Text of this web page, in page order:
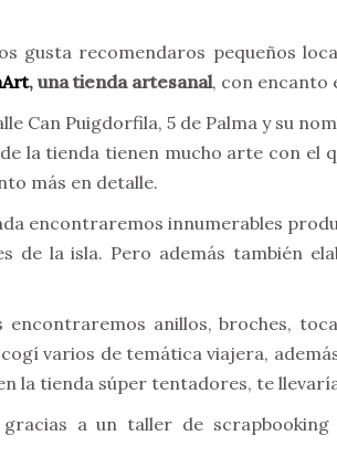
gusta recomendaros pequeños
, una tienda artesanal, con encanto
Can Puigdorfila, 5 de Palma y su
la tienda tienen mucho arte con
más en detalle.
encontraremos innumerables
de la isla. Pero además también
anillos, broches,
varios de temática viajera,
la tienda súper tentadores, te
a un taller de scrapbooking